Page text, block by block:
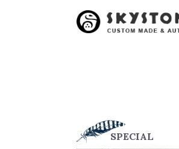
SPECIAL